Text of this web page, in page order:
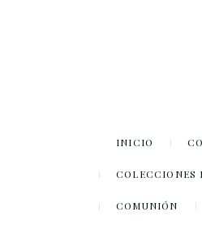
INICIO
COLECCIONES
COMUNIÓN